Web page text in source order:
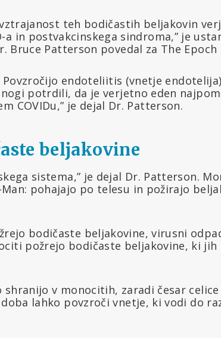
teh bodičastih beljakovin
in postvakcinskega sindroma,” je
Bruce Patterson povedal za The Epoch
Povzročijo endoteliitis (vnetje
potrdili, da je verjetno eden
COVIDu,” je dejal Dr. Patterson.
beljakovine
sistema,” je dejal Dr. Patterson.
pohajajo po telesu in požirajo
bodičaste beljakovine, virusni
požrejo bodičaste beljakovine, ki
v monocitih, zaradi česar
lahko povzroči vnetje, ki vodi do